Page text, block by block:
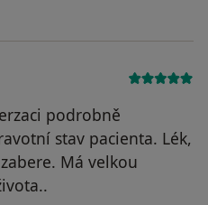
podrobně
stav pacienta. Lék,
Má velkou